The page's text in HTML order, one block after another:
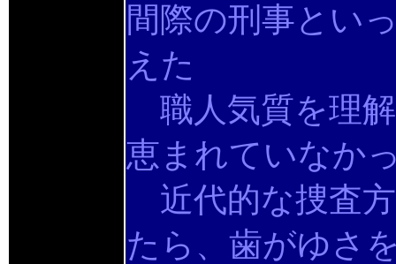
間際の刑事とい
えた
職人気質を理
恵まれていなか
近代的な捜査
たら、歯がゆさ